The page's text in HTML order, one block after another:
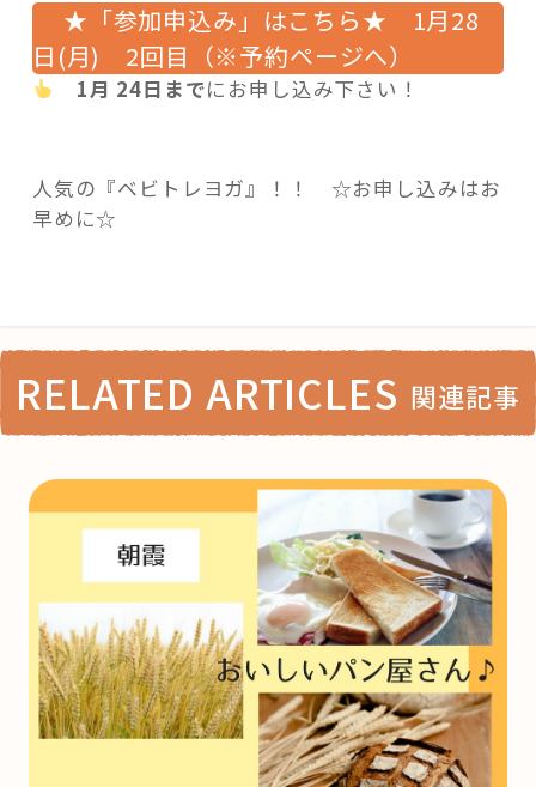
★「参加申込み」はこちら★ 1月28
日(月) 2回目（※予約ページへ）
1月 24日までにお申し込み下さい！
人気の『ベビトレヨガ』！！ ☆お申し込みはお
早めに☆
RELATED ARTICLES 関連記事